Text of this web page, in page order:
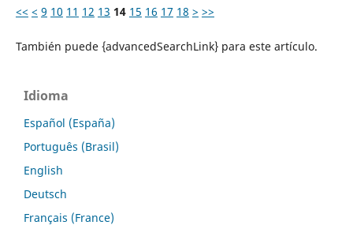
<< < 9 10 11 12 13 14 15 16 17 18 > >>
También puede {advancedSearchLink} para este artículo.
Idioma
Español (España)
Português (Brasil)
English
Deutsch
Français (France)